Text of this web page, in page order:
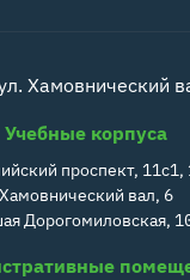
Хамовнический
Учебные корпуса
проспект, 11с1,
Хамовнический вал, 6
Дорогомиловская,